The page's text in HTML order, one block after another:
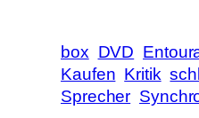
box DVD
Kaufen Kritik
Sprecher